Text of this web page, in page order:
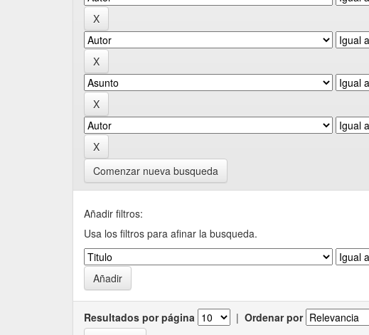
Comenzar nueva busqueda
Añadir filtros:
Usa los filtros para afinar la busqueda.
Resultados por página | Ordenar por